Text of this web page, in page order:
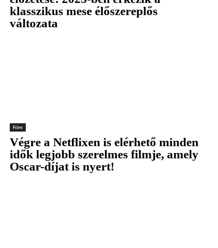
klasszikus mese élőszereplős
változata
Film
Végre a Netflixen is elérhető minden
idők legjobb szerelmes filmje, amely
Oscar-díjat is nyert!